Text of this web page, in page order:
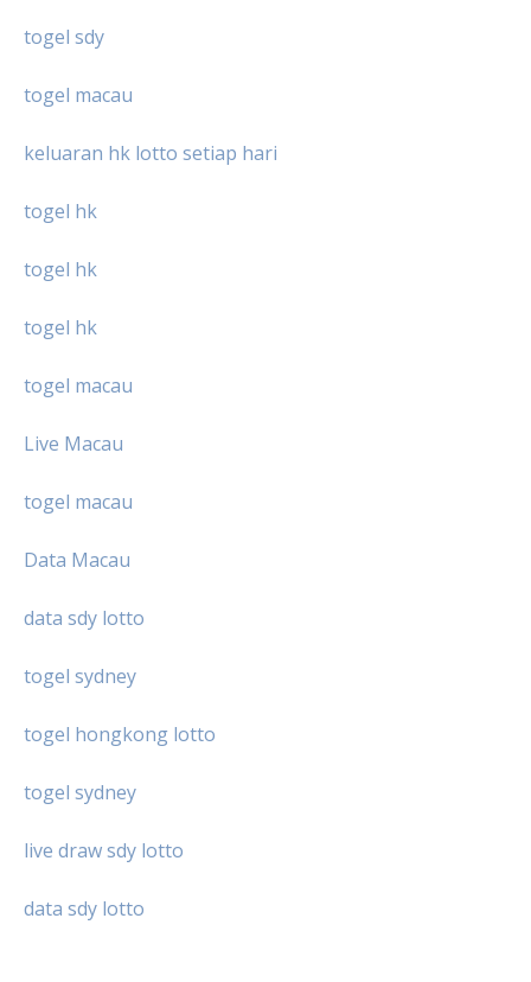
togel sdy
togel macau
keluaran hk lotto setiap hari
togel hk
togel hk
togel hk
togel macau
Live Macau
togel macau
Data Macau
data sdy lotto
togel sydney
togel hongkong lotto
togel sydney
live draw sdy lotto
data sdy lotto